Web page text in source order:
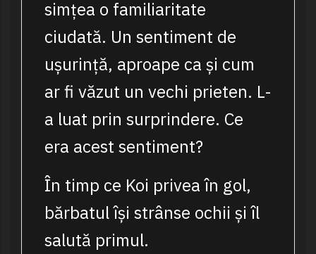
simțea o familiaritate
ciudată. Un sentiment de
ușurință, aproape ca și cum
ar fi văzut un vechi prieten. L-
a luat prin surprindere. Ce
era acest sentiment?
În timp ce Koi privea în gol,
bărbatul își strânse ochii și îl
salută primul.